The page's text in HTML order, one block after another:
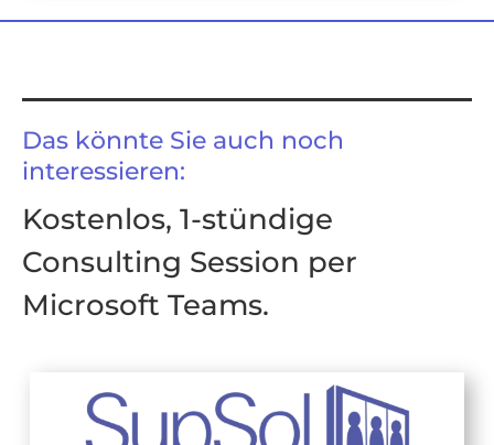
Das könnte Sie auch noch
interessieren:
Kostenlos, 1-stündige
Consulting Session per
Microsoft Teams.